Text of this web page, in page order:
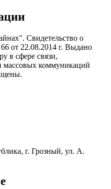
Свидетельство о
от 22.08.2014 г. Выдано
в сфере связи,
коммуникаций
г. Грозный, ул. А.